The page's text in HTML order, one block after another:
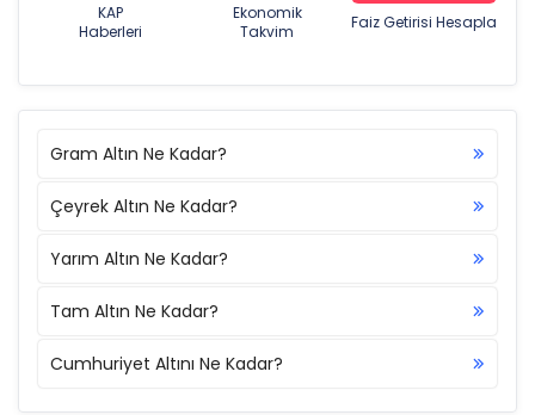
KAP
Haberleri
Ekonomik
Takvim
Faiz Getirisi Hesapla
Gram Altın Ne Kadar?
Çeyrek Altın Ne Kadar?
Yarım Altın Ne Kadar?
Tam Altın Ne Kadar?
Cumhuriyet Altını Ne Kadar?